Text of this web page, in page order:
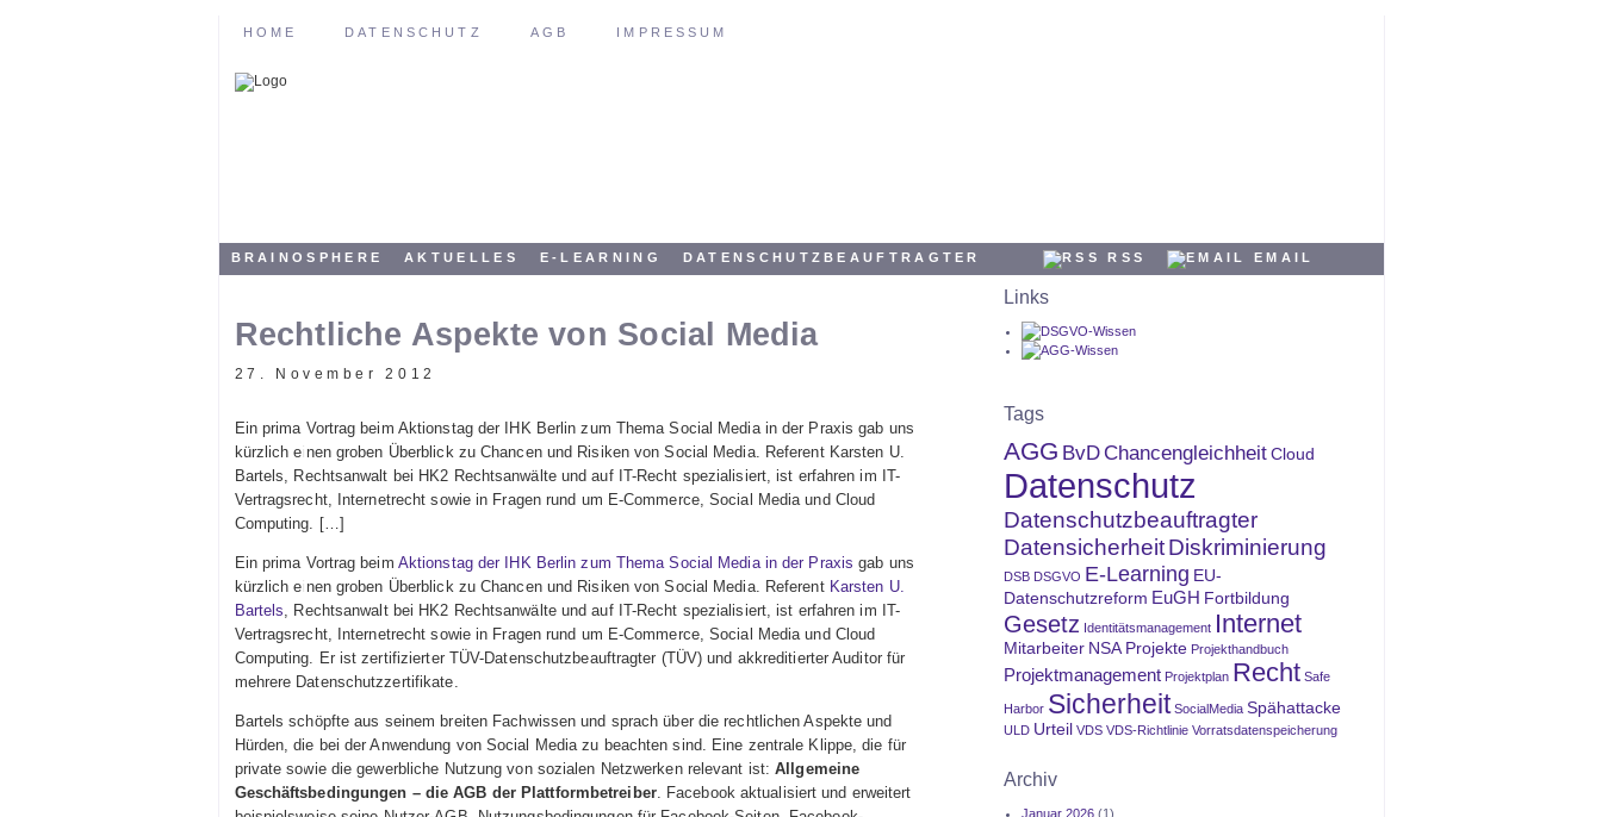
HOME DATENSCHUTZ AGB IMPRESSUM
BRAINOSPHERE AKTUELLES E-LEARNING DATENSCHUTZBEAUFTRAGTER EMAIL
RSS
Rechtliche Aspekte von Social Media
27. November 2012
Ein prima Vortrag beim Aktionstag der IHK Berlin zum Thema Social Media in der Praxis gab uns
kürzlich einen groben Überblick zu Chancen und Risiken von Social Media. Referent Karsten U.
Bartels, Rechtsanwalt bei HK2 Rechtsanwälte und auf IT-Recht spezialisiert, ist erfahren im IT-
Vertragsrecht, Internetrecht sowie in Fragen rund um E-Commerce, Social Media und Cloud
Computing. […]
Ein prima Vortrag beim Aktionstag der IHK Berlin zum Thema Social Media in der Praxis gab uns
kürzlich einen groben Überblick zu Chancen und Risiken von Social Media. Referent Karsten U.
Bartels, Rechtsanwalt bei HK2 Rechtsanwälte und auf IT-Recht spezialisiert, ist erfahren im IT-
Vertragsrecht, Internetrecht sowie in Fragen rund um E-Commerce, Social Media und Cloud
Computing. Er ist zertifizierter TÜV-Datenschutzbeauftragter (TÜV) und akkreditierter Auditor für
mehrere Datenschutzzertifikate.
Bartels schöpfte aus seinem breiten Fachwissen und sprach über die rechtlichen Aspekte und
Hürden, die bei der Anwendung von Social Media zu beachten sind. Eine zentrale Klippe, die für
private sowie die gewerbliche Nutzung von sozialen Netzwerken relevant ist:Allgemeine
Geschäftsbedingungen – die AGB der Plattformbetreiber. Facebook aktualisiert und erweitert
Links
Tags
AGG BvDChancengleichheit Cloud
Datenschutz
Datenschutzbeauftragter
Datensicherheit Diskriminierung
DSB DSGVO E-Learning EU-
Datenschutzreform EuGH Fortbildung
Gesetz Identitätsmanagement Internet
Mitarbeiter NSA Projekte Projekthandbuch
Projektmanagement Projektplan Recht Safe
Harbor Sicherheit SocialMedia Spähattacke
ULD Urteil VDS VDS-Richtlinie Vorratsdatenspeicherung
Archiv
Januar 2026(1)